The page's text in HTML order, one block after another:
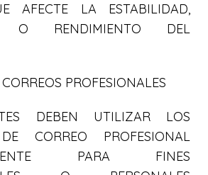
AFECTE LA ESTABILIDAD,
O RENDIMIENTO DEL
PROFESIONALES
DEBEN UTILIZAR LOS
CORREO PROFESIONAL
PARA FINES